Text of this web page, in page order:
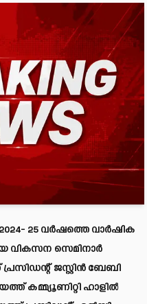
25 വര്‍ഷത്തെ വാര്‍ഷിക
വികസന സെമിനാര്‍
ജസ്റ്റിന്‍ ബേബി
കമ്മ്യൂണിറ്റി ഹാളില്‍